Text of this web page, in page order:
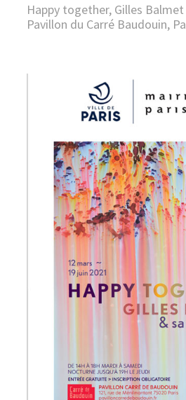
Happy together, Gilles
Pavillon du Carré Baudouin,